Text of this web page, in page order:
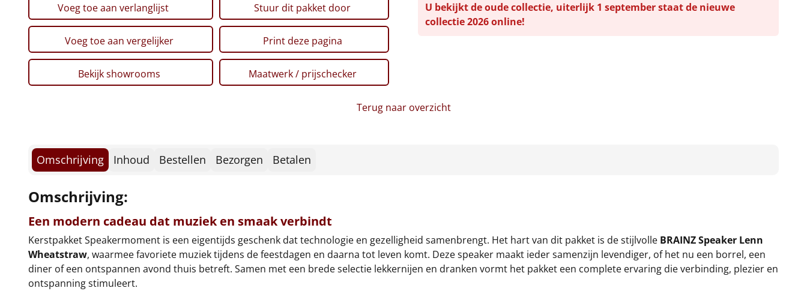
Voeg toe aan verlanglijst Stuur dit pakket door
Voeg toe aan vergelijker Print deze pagina
Bekijk showrooms Maatwerk / prijschecker
U bekijkt de oude collectie, uiterlijk 1 september staat de nieuwe
collectie 2026 online!
Terug naar overzicht
Omschrijving Inhoud Bestellen Bezorgen Betalen
Omschrijving:
Een modern cadeau dat muziek en smaak verbindt
Kerstpakket Speakermoment is een eigentijds geschenk dat technologie en gezelligheid samenbrengt. Het hart van dit pakket is de stijlvolle BRAINZ Speaker Lenn
Wheatstraw, waarmee favoriete muziek tijdens de feestdagen en daarna tot leven komt. Deze speaker maakt ieder samenzijn levendiger, of het nu een borrel, een
diner of een ontspannen avond thuis betreft. Samen met een brede selectie lekkernijen en dranken vormt het pakket een complete ervaring die verbinding, plezier en
ontspanning stimuleert.